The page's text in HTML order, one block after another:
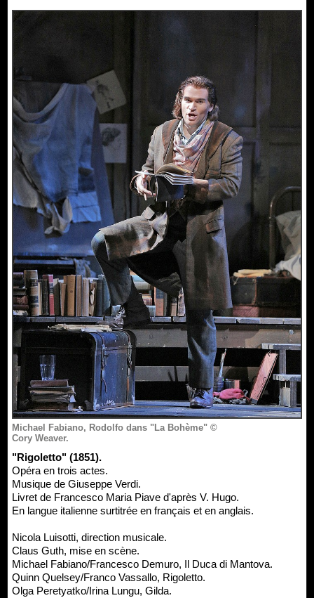
Michael Fabiano, Rodolfo dans "La Bohème" ©
Cory Weaver.
"Rigoletto" (1851).
Opéra en trois actes.
Musique de Giuseppe Verdi.
Livret de Francesco Maria Piave d'après V. Hugo.
En langue italienne surtitrée en français et en anglais.
Nicola Luisotti, direction musicale.
Claus Guth, mise en scène.
Michael Fabiano/Francesco Demuro, Il Duca di Mantova.
Quinn Quelsey/Franco Vassallo, Rigoletto.
Olga Peretyatko/Irina Lungu, Gilda.